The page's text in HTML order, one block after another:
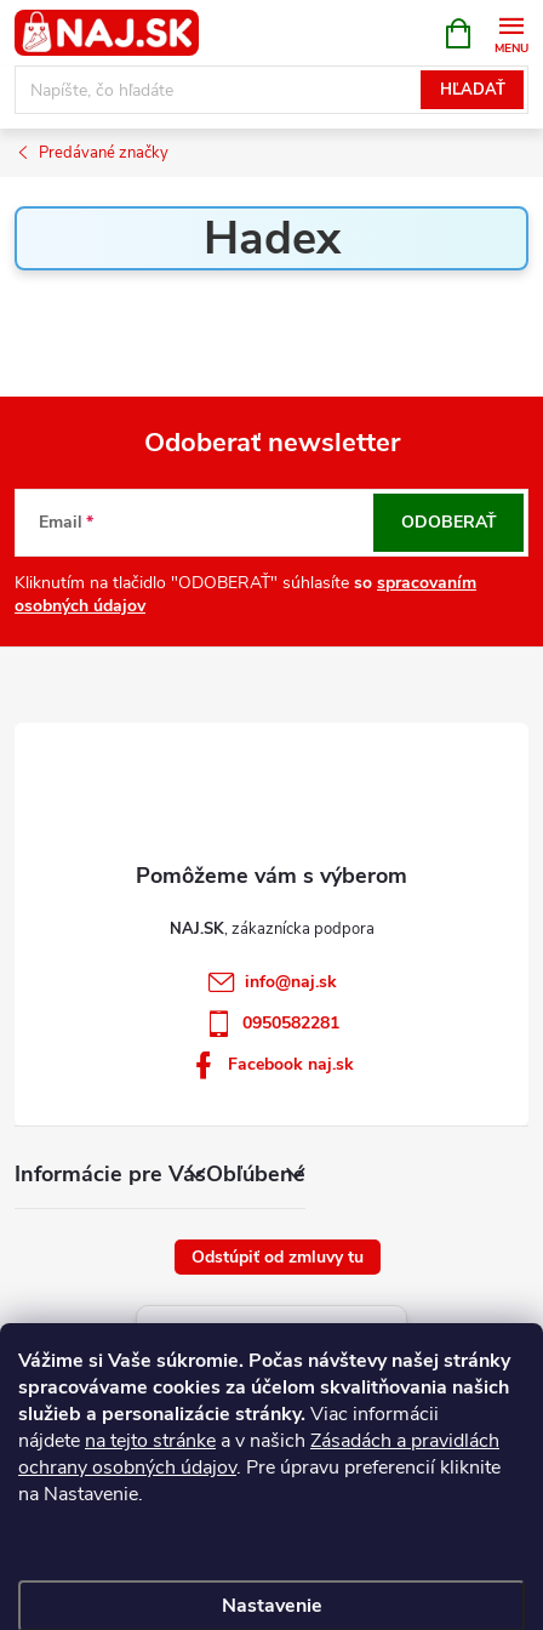
Vážime si Vaše súkromie. Počas návštevy našej stránky
spracovávame cookies za účelom skvalitňovania našich
služieb a personalizácie stránky.Viac informácii
nájdete na tejto stránke a v našich Zásadách a pravidlách
ochrany osobných údajov. Pre úpravu preferencií kliknite
na Nastavenie.
Nastavenie
Prejsť
na
obsah
HĽADAŤ
KOŠÍK
Predávané značky
Hadex
i
Odoberať newsletter
Email
Kliknutím na tlačidlo "ODOBERAŤ" súhlasíte so spracovaním
osobných údajov
ODOBERAŤ
Informácie pre VásObľúbené
NAJ.SK
info@naj.sk
0950582281
Facebook naj.sk
Odstúpiť od zmluvy tu
Aktuálne ceny tovaru
platné od : 9/8/2026